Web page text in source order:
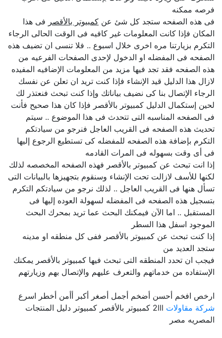
فرصه ممكنه
فى هذه الصفحه ستجد كل شئ عنكمبيوتر بالأقصرفى هذا
المكان فإذا كانت المعلومات غير كافيه فى الوقت الحالى الرجاء
التكرم بزيارتنا مره اخرى خلال اسبوع .. فلا تنسى ان تضيف هذه
الصفحه فى المفضله او الدخول لإحدى الصفحات الفرعيه من
هذه الصفحه فقد تجد فيها مزيد من المعلومات الإضافيه المفيده
لازال هذا الدليل قيد الإنشاء فإذا كنت تريد ان تعلن عن نفسك
الرجاء الإتصال بنا كى نضيف بياناتك وإذا كنت تبحث فنعتذر لك
لحين إستكمال الدليل كمبيوتر بالأقصر فإذا كان هذا صحيح فأنت
فى الصفحه المناسبه التى تتحدث فى هذا الموضوع .. سيتم
تحديث هذه الصفحه فى القريب العاجل فنرجو من سيادتكم
التكرم بإضافة هذه الصفحه للمفضله كى تستطيع الرجوع إليها
فى أى وقت بسهوله فى المرات القادمه
إذا انت تبحث عن كمبيوتر بالأقصر فهذه الصفحه المخصصه لذلك
لكنها للأسف لازالت تحت الإنشاء وسنقوم بتجهيزها بالبيانات التى
تسأل هنها فى القريب العاجل .. لذلك نرجو من سيادتكم التكرم
بتسجيل هذه الصفحه فى المفضله لسهولة العوده إليها فى
المستقبل .. اما الآن فيمكنك البحث عما تريد بمحرك البحث
الموجود اسفل هذا السطر
إذا كنت تبحث عن كمبيوتر بالأقصر ففى كل منطقه او مدينه
ستجد العديد من
فيجب ان تحدد المنطقه التى تبحث فيها كمبيوتر بالأقصر يمكنك
الإستفاده من خدماتهم والتعرف عليهم والإتصال بهم وزيارتهم
ارخص افخم أحسن أضخم أجمل أصغر أكبر أأمن أخطر اسرع
شركة مقاولات
2lll كمبيوتر بالأقصر كمبيوتر دليل المنتجات
المصريه مصر